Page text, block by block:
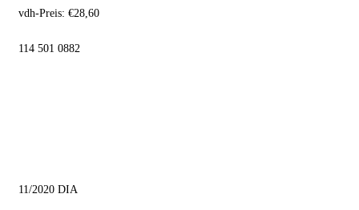
vdh-Preis: €28,60
114 501 0882
11/2020 DIA